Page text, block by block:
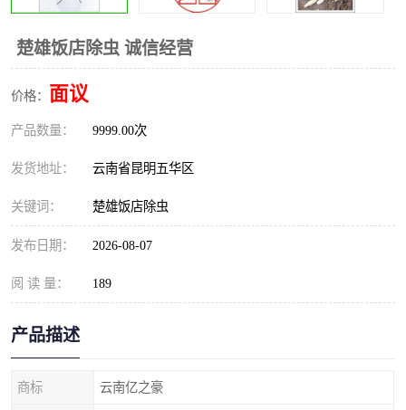
楚雄饭店除虫 诚信经营
价格： 面议
产品数量： 9999.00次
发货地址： 云南省昆明五华区
关键词： 楚雄饭店除虫
发布日期： 2026-08-07
阅 读 量： 189
产品描述
商标 云南亿之豪